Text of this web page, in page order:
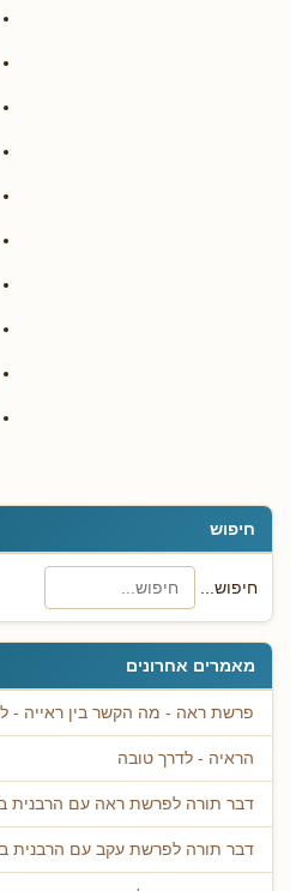
חיפוש
חיפוש...
מאמרים אחרונים
פרשת ראה - מה הקשר בין ראייה -
הראיה - לדרך טובה
דבר תורה לפרשת ראה עם הרבנית
דבר תורה לפרשת עקב עם הרבנית